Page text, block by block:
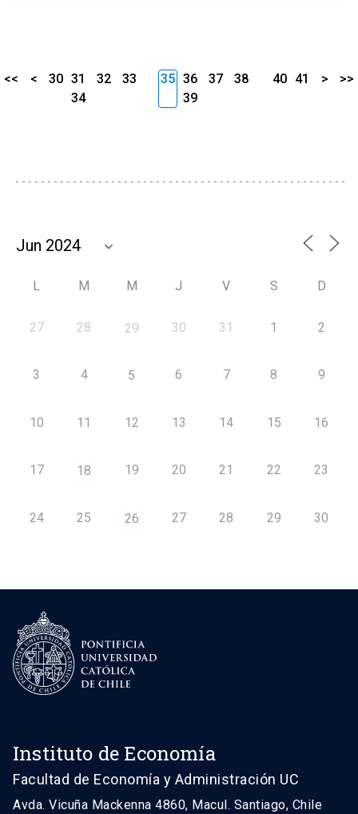
<< < 30 31 32
33
34
35 36 37
38
39
40 41 > >>
L M M J V S D
27 28 29 30 31 1 2
3 4 5 6 7 8 9
10 11 12 13 14 15 16
17 18 19 20 21 22 23
24 25 26 27 28 29 30
Instituto de Economía
Facultad de Economía y Administración UC
Avda. Vicuña Mackenna 4860, Macul. Santiago, Chile